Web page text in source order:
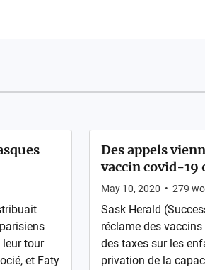
leur tour
et Faty
Des appels
vaccin covid-19
May 10, 2020 • 279
Sask Herald
réclame des
des taxes sur les
privation de la